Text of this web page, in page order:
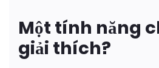
Một tính năng
giải thích?